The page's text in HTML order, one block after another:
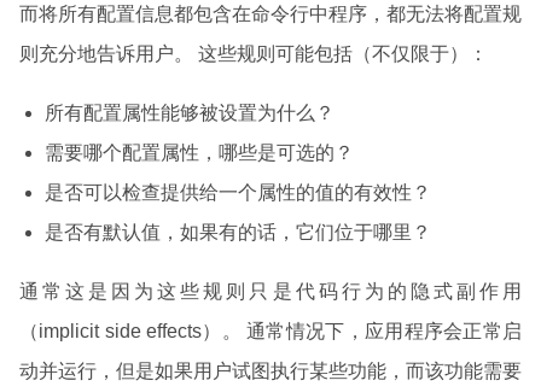
而将所有配置信息都包含在命令行中程序，都无法将配置规
则充分地告诉用户。 这些规则可能包括（不仅限于）：
所有配置属性能够被设置为什么？
需要哪个配置属性，哪些是可选的？
是否可以检查提供给一个属性的值的有效性？
是否有默认值，如果有的话，它们位于哪里？
通常这是因为这些规则只是代码行为的隐式副作用
（implicit side effects）。 通常情况下，应用程序会正常启
动并运行，但是如果用户试图执行某些功能，而该功能需要